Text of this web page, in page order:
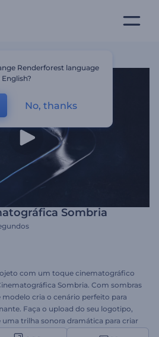
Sombria
com um toque cinematográfico
Sombria. Com sombras
modelo cria o cenário perfeito para
Faça o upload do seu logotipo,
trilha sonora dramática para criar
para promoções de empresas ou
Renderforest language
No, thanks